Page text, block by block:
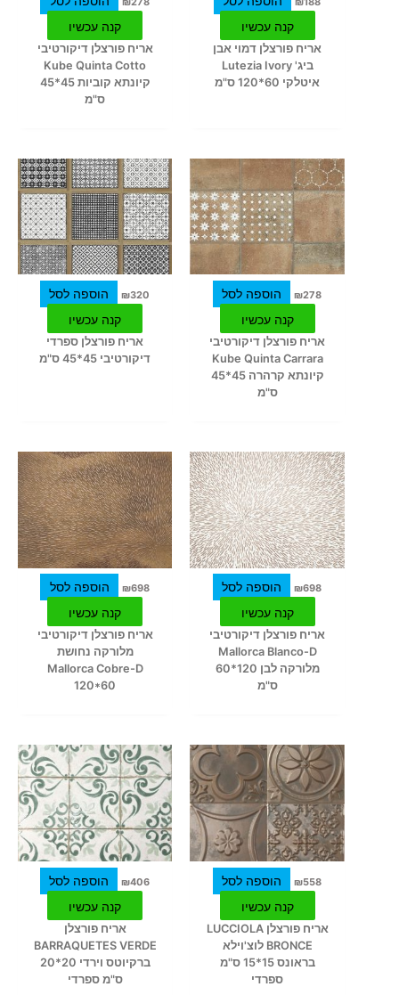
קנה עכשיו
אריח פורצלן דמוי אבן
ביג' Lutezia Ivory
איטלקי 60*120 ס"מ
קנה עכשיו
אריח פורצלן דיקורטיבי
Kube Quinta Cotto
קיונתא קוביות 45*45
ס"מ
₪278
הוספה לסל
קנה עכשיו
אריח פורצלן דיקורטיבי
Kube Quinta Carrara
קיונתא קרהרה 45*45
ס"מ
₪320
הוספה לסל
קנה עכשיו
אריח פורצלן ספרדי
דיקורטיבי 45*45 ס"מ
₪698
הוספה לסל
קנה עכשיו
אריח פורצלן דיקורטיבי
Mallorca Blanco-D
מלורקה לבן 120*60
ס"מ
₪698
הוספה לסל
קנה עכשיו
אריח פורצלן דיקורטיבי
מלורקה נחושת
Mallorca Cobre-D
120*60
₪558
הוספה לסל
קנה עכשיו
אריח פורצלן LUCCIOLA
BRONCE לוצ'וילא
בראונס 15*15 ס"מ
ספרדי
₪406
הוספה לסל
קנה עכשיו
אריח פורצלן
BARRAQUETES VERDE
ברקיוטס וירדי 20*20
ס"מ ספרדי